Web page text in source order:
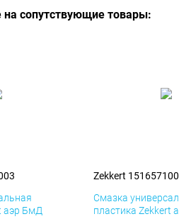
на сопутствующие товары:
аэр БмД
Zekkert
Смазка
пластика Zekkert